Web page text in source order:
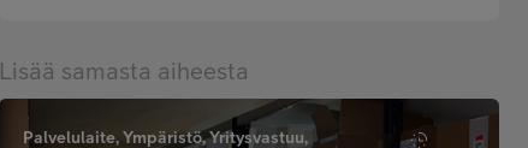
Lisää samasta aiheesta
Palvelulaite, Ympäristö, Yritysvastuu,